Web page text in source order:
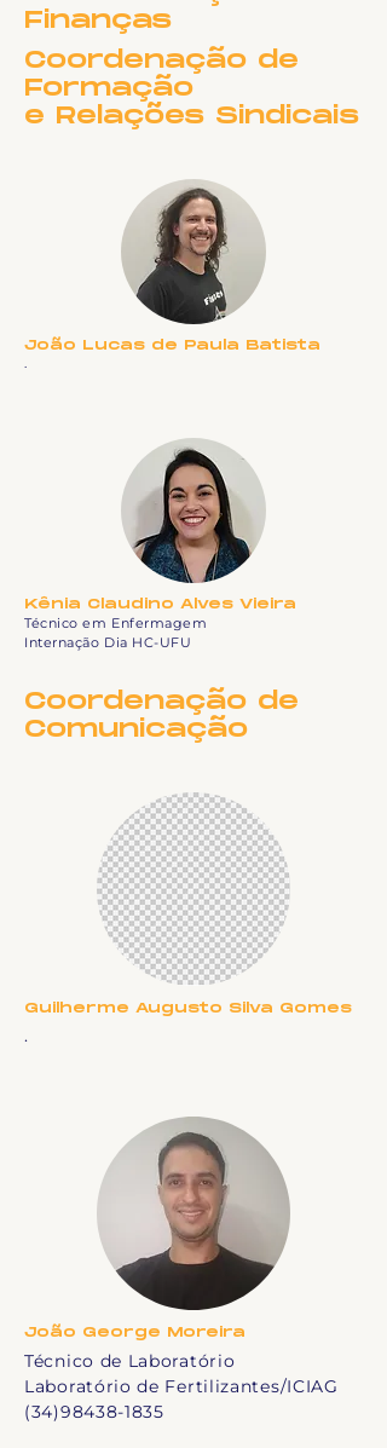
Finanças
Coordenação de
Formação
e Relações Sindicais
João Lucas de Paula Batista
.
Kênia Claudino Alves Vieira
Técnico em Enfermagem
Internação Dia HC-UFU
Coordenação de
Comunicação
Guilherme Augusto Silva Gomes
.
João George Moreira
Técnico de Laboratório
Laboratório de Fertilizantes/ICIAG
(34)98438-1835